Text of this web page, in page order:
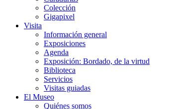
Colección
Gigapixel
Visita
Información general
Exposiciones
Agenda
Exposición: Bordado, de la virtud
Biblioteca
Servicios
Visitas guiadas
El Museo
Quiénes somos